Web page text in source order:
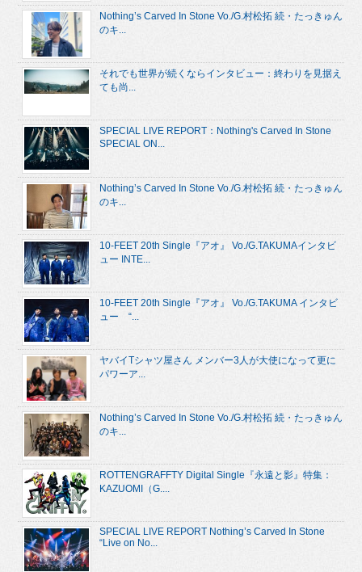
Nothing’s Carved In Stone Vo./G.村松拓 続・たっきゅん
のキ...
それでも世界が続くならインタビュー：終わりを見据え
ても尚...
SPECIAL LIVE REPORT：Nothing's Carved In Stone
SPECIAL ON...
Nothing’s Carved In Stone Vo./G.村松拓 続・たっきゅん
のキ...
10-FEET 20th Single『アオ』 Vo./G.TAKUMAインタビ
ュー INTE...
10-FEET 20th Single『アオ』 Vo./G.TAKUMA インタビ
ュー “...
ヤバイTシャツ屋さん メンバー3人が大使になって更に
パワーア...
Nothing’s Carved In Stone Vo./G.村松拓 続・たっきゅん
のキ...
ROTTENGRAFFTY Digital Single『永遠と影』特集：
KAZUOMI（G....
SPECIAL LIVE REPORT Nothing’s Carved In Stone
“Live on No...